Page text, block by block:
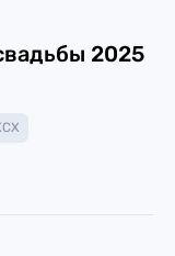
2025